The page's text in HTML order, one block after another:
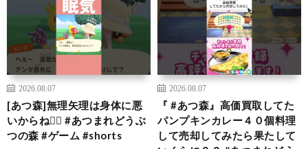
2026.08.07
[あつ森]無理矢理は身体に悪
いからね🙂‍↕️ #あつまれどうぶ
つの森 #ゲーム #shorts
2026.08.07
『 #あつ森』高価買取してた
パンプキンカレー４０個料理
して売却してみたら果たして